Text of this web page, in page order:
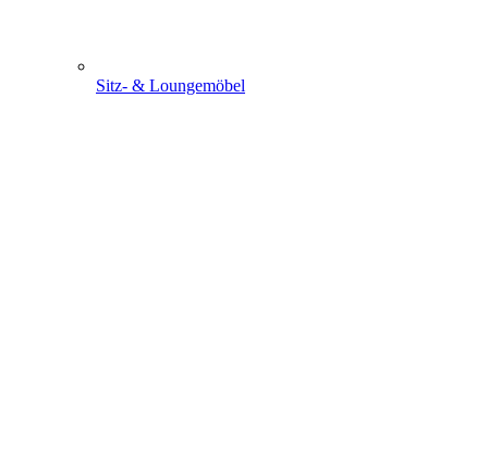
Sitz- & Loungemöbel